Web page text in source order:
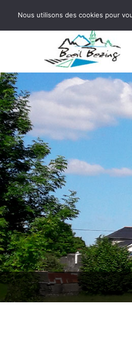
Aller au contenu
Nous utilisons des cookies pour